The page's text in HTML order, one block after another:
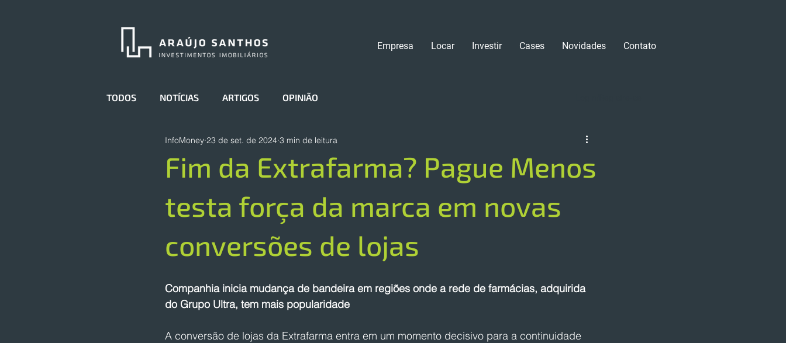
Empresa Locar Investir Cases Novidades Contato
TODOS NOTÍCIAS ARTIGOS OPINIÃO
Fim da Extrafarma? Pague Menos
testa força da marca em novas
conversões de lojas
InfoMoney 23 de set. de 2024 3 min de leitura
Companhia inicia mudança de bandeira em regiões onde a rede de farmácias, adquirida
do Grupo Ultra, tem mais popularidade
A conversão de lojas da Extrafarma entra em um momento decisivo para a continuidade